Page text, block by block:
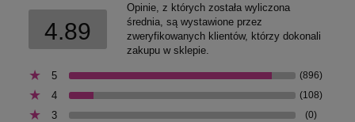
4.89
Opinie, z których została wyliczona
średnia, są wystawione przez
zweryfikowanych klientów, którzy dokonali
zakupu w sklepie.
5 (896)
4 (108)
3 (0)